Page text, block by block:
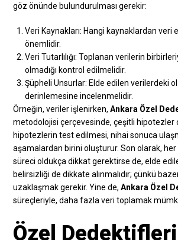
göz önünde bulundurulması gerekir:
Veri Kaynakları: Hangi kaynaklardan veri
önemlidir.
Veri Tutarlılığı: Toplanan verilerin
olmadığı kontrol edilmelidir.
Şüpheli Unsurlar: Elde edilen verilerdeki
derinlemesine incelenmelidir.
Örneğin, veriler işlenirken,Ankara Özel
metodolojisi çerçevesinde, çeşitli hipotezler
hipotezlerin test edilmesi, nihai sonuca
aşamalardan birini oluşturur. Son olarak,
süreci oldukça dikkat gerektirse de, elde
belirsizliği de dikkate alınmalıdır; çünkü
uzaklaşmak gerekir. Yine de,Ankara Özel
süreçleriyle, daha fazla veri toplamak
Özel